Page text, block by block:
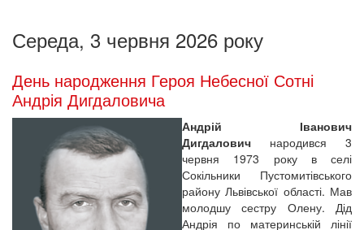
Середа, 3 червня 2026 року
День народження Героя Небесної Сотні
Андрія Дигдаловича
Андрій Іванович
Дигдалович народився 3
червня 1973 року в селі
Сокільники Пустомитівського
району Львівської області. Мав
молодшу сестру Олену. Дід
Андрія по материнській лінії